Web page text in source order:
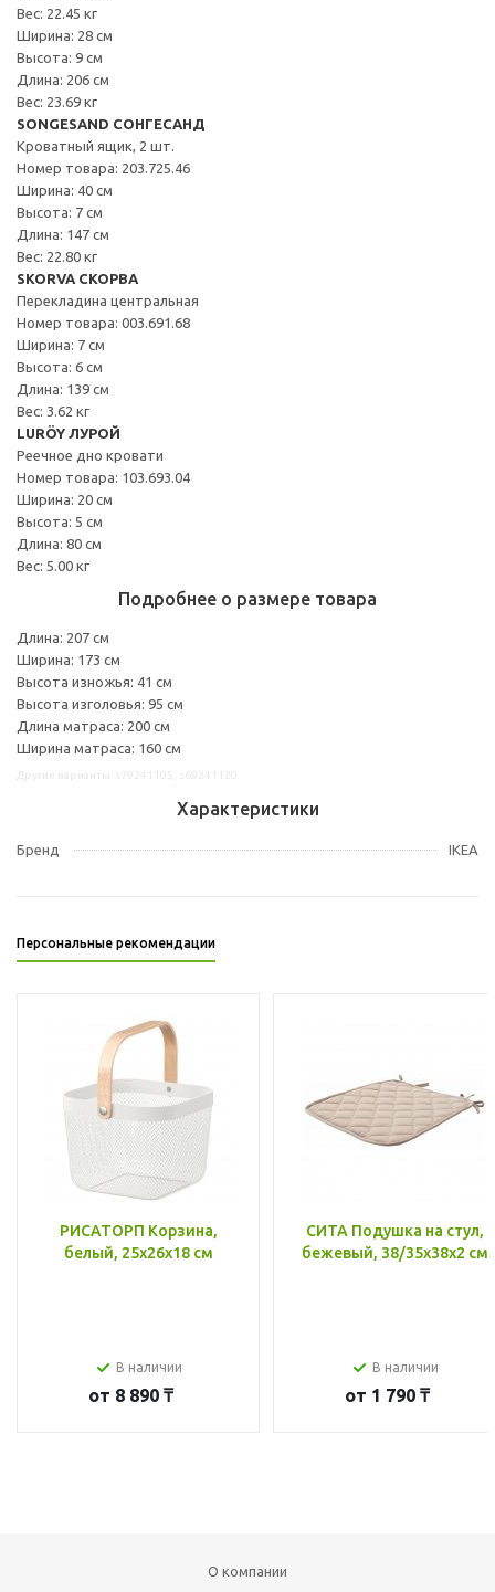
Вес: 22.45 кг
Ширина: 28 см
Высота: 9 см
Длина: 206 см
Вес: 23.69 кг
SONGESAND СОНГЕСАНД
Кроватный ящик, 2 шт.
Номер товара: 203.725.46
Ширина: 40 см
Высота: 7 см
Длина: 147 см
Вес: 22.80 кг
SKORVA СКОРВА
Перекладина центральная
Номер товара: 003.691.68
Ширина: 7 см
Высота: 6 см
Длина: 139 см
Вес: 3.62 кг
LURÖY ЛУРОЙ
Реечное дно кровати
Номер товара: 103.693.04
Ширина: 20 см
Высота: 5 см
Длина: 80 см
Вес: 5.00 кг
Подробнее о размере товара
Длина: 207 см
Ширина: 173 см
Высота изножья: 41 см
Высота изголовья: 95 см
Длина матраса: 200 см
Ширина матраса: 160 см
Характеристики
Бренд IKEA
Персональные рекомендации
РИСАТОРП Корзина,
белый, 25x26x18 см
В наличии
от 8 890 ₸
СИТА Подушка на стул,
бежевый, 38/35x38x2 см
В наличии
от 1 790 ₸
О компании